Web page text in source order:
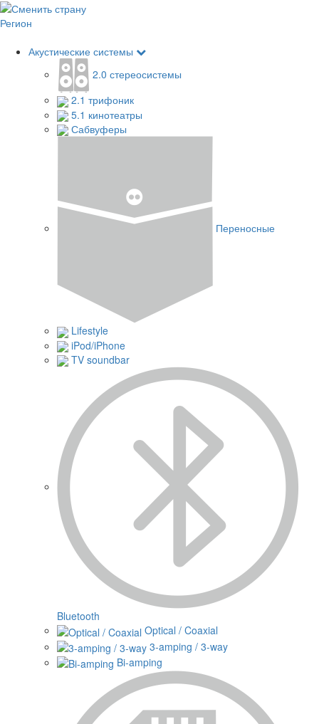
Регион
Акустические системы
2.0 стереосистемы
2.1 трифоник
5.1 кинотеатры
Сабвуферы
Переносные
Lifestyle
iPod/iPhone
TV soundbar
Bluetooth
Optical / Coaxial
3-amping / 3-way
Bi-amping